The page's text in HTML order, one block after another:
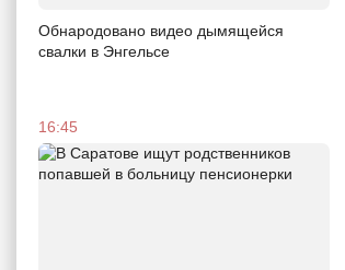
Обнародовано видео дымящейся
свалки в Энгельсе
16:45